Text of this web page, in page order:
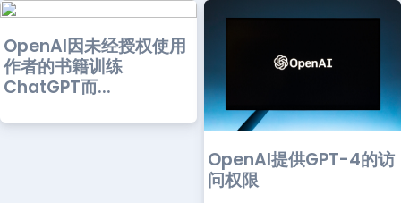
OpenAI因未经授权使用
作者的书籍训练
ChatGPT而...
OpenAI提供GPT-4的访
问权限